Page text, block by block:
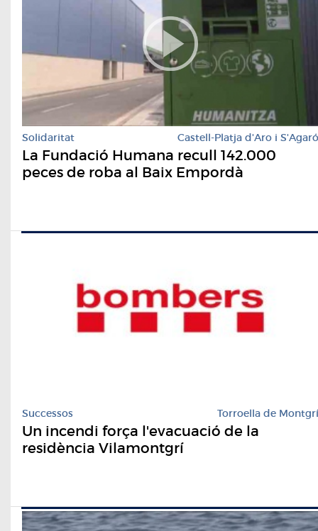
Solidaritat Castell-Platja d'Aro i S'Agaró
La Fundació Humana recull 142.000
peces de roba al Baix Empordà
Successos Torroella de Montgrí
Un incendi força l'evacuació de la
residència Vilamontgrí